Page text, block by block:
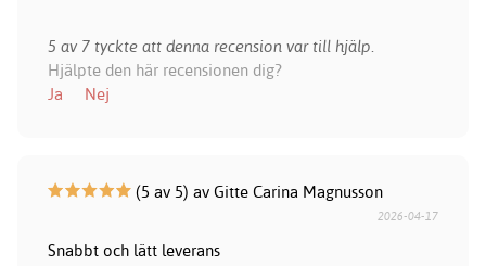
5 av 7 tyckte att denna recension var till hjälp.
Hjälpte den här recensionen dig?
Ja
Nej
(5 av 5) av Gitte Carina Magnusson
2026-04-17
Snabbt och lätt leverans